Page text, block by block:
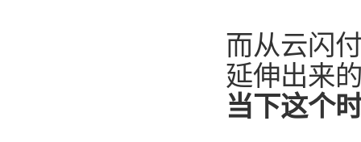
而从云闪
延伸出来
当下这个